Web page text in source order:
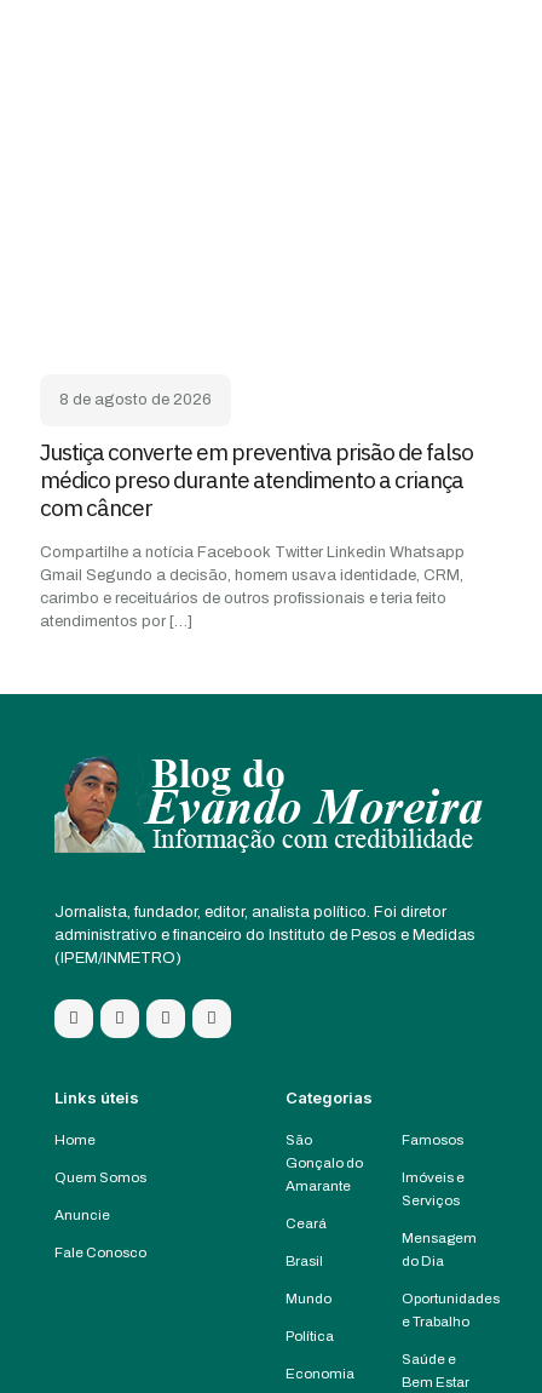
8 de agosto de 2026
Justiça converte em preventiva prisão de falso
médico preso durante atendimento a criança
com câncer
Compartilhe a notícia Facebook Twitter Linkedin Whatsapp
Gmail Segundo a decisão, homem usava identidade, CRM,
carimbo e receituários de outros profissionais e teria feito
atendimentos por […]
Jornalista, fundador, editor, analista político. Foi diretor
administrativo e financeiro do Instituto de Pesos e Medidas
(IPEM/INMETRO)
Links úteis
Home
Quem Somos
Anuncie
Fale Conosco
Categorias
São
Gonçalo do
Amarante
Ceará
Brasil
Mundo
Política
Economia
Famosos
Imóveis e
Serviços
Mensagem
do Dia
Oportunidades
e Trabalho
Saúde e
Bem Estar